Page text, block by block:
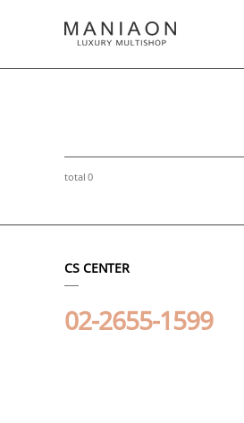
total 0
CS CENTER
02-2655-1599